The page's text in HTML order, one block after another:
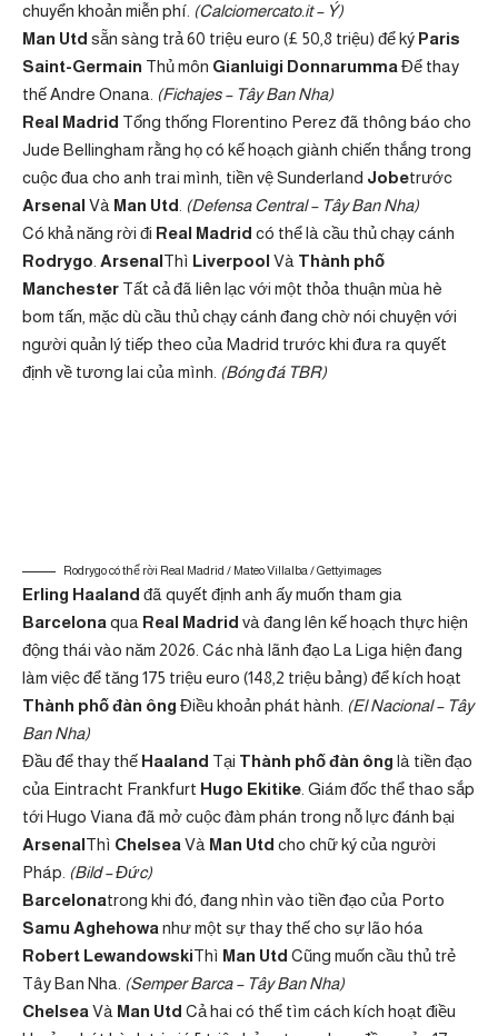
chuyển khoản miễn phí. (Calciomercato.it – ​​Ý)
Man Utd sẵn sàng trả 60 triệu euro (£ 50,8 triệu) để ký Paris
Saint-Germain Thủ môn Gianluigi Donnarumma Để thay
thế Andre Onana. (Fichajes – Tây Ban Nha)
Real Madrid Tổng thống Florentino Perez đã thông báo cho
Jude Bellingham rằng họ có kế hoạch giành chiến thắng trong
cuộc đua cho anh trai mình, tiền vệ Sunderland Jobetrước
Arsenal Và Man Utd (Defensa Central – Tây Ban Nha)
Có khả năng rời đi Real Madrid có thể là cầu thủ chạy cánh
Rodrygo ArsenalThì Liverpool Và Thành phố
Manchester Tất cả đã liên lạc với một thỏa thuận mùa hè
bom tấn, mặc dù cầu thủ chạy cánh đang chờ nói chuyện với
người quản lý tiếp theo của Madrid trước khi đưa ra quyết
định về tương lai của mình. (Bóng đá TBR)
Rodrygo có thể rời Real Madrid / Mateo Villalba / Gettyimages
Erling Haaland đã quyết định anh ấy muốn tham gia
Barcelona qua Real Madrid và đang lên kế hoạch thực hiện
động thái vào năm 2026. Các nhà lãnh đạo La Liga hiện đang
làm việc để tăng 175 triệu euro (148,2 triệu bảng) để kích hoạt
Thành phố đàn ông Điều khoản phát hành. (El Nacional – Tây
Ban Nha)
Đầu để thay thế Haaland Tại Thành phố đàn ông là tiền đạo
của Eintracht Frankfurt Hugo Ekitike . Giám đốc thể thao sắp
tới Hugo Viana đã mở cuộc đàm phán trong nỗ lực đánh bại
ArsenalThì Chelsea Và Man Utd cho chữ ký của người
Pháp. (Bild – Đức)
Barcelonatrong khi đó, đang nhìn vào tiền đạo của Porto
Samu Aghehowa như một sự thay thế cho sự lão hóa
Robert LewandowskiThì Man Utd Cũng muốn cầu thủ trẻ
Tây Ban Nha. (Semper Barca – Tây Ban Nha)
Chelsea Và Man Utd Cả hai có thể tìm cách kích hoạt điều